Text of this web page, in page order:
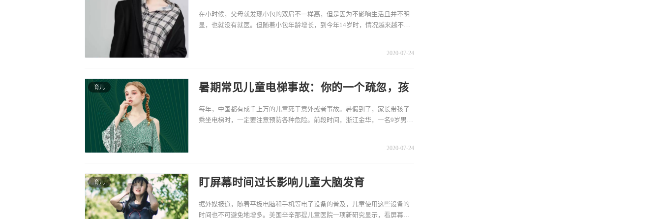
在小时候，父母就发现小包的双肩不一样高，但是因为不影响生活且并不明
显，也就没有就医。但随着小包年龄增长，到今年14岁时，情况越来越不
2020-07-24
育儿
暑期常见儿童电梯事故：你的一个疏忽，孩
子就没了！
每年，中国都有成千上万的儿童死于意外或者事故。暑假到了，家长带孩子
乘坐电梯时，一定要注意预防各种危险。前段时间，浙江金华，一名9岁男孩
2020-07-24
育儿 盯屏幕时间过长影响儿童大脑发育
据外媒报道，随着平板电脑和手机等电子设备的普及，儿童使用这些设备的
时间也不可避免地增多。美国辛辛那提儿童医院一项新研究显示，看屏幕时